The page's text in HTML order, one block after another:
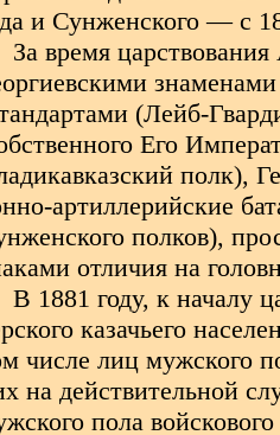
и Сунженского — с
За время
(Лейб-
Его
полк),
артиллерийские
полков),
отличия на
В 1881 году, к началу
казачьего
числе лиц мужского
на действительной
пола